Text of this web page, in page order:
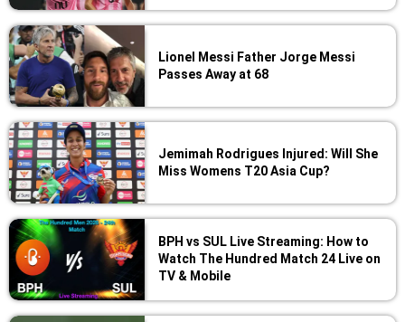
Lionel Messi Father Jorge Messi
Passes Away at 68
Jemimah Rodrigues Injured: Will She
Miss Womens T20 Asia Cup?
BPH vs SUL Live Streaming: How to
Watch The Hundred Match 24 Live on
TV & Mobile